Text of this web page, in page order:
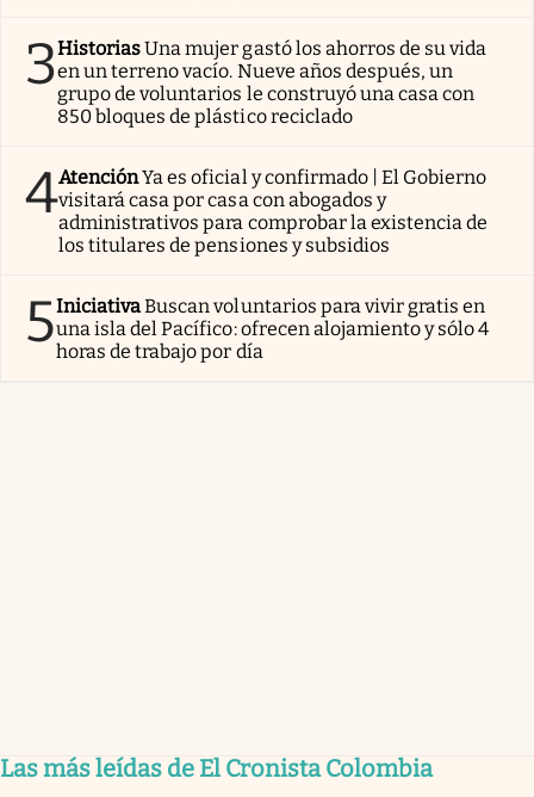
3HistoriasUna mujer gastó los ahorros de su vida
en un terreno vacío. Nueve años después, un
grupo de voluntarios le construyó una casa con
850 bloques de plástico reciclado
4AtenciónYa es oficial y confirmado | El Gobierno
visitará casa por casa con abogados y
administrativos para comprobar la existencia de
los titulares de pensiones y subsidios
5IniciativaBuscan voluntarios para vivir gratis en
una isla del Pacífico: ofrecen alojamiento y sólo 4
horas de trabajo por día
Las más leídas de El Cronista Colombia